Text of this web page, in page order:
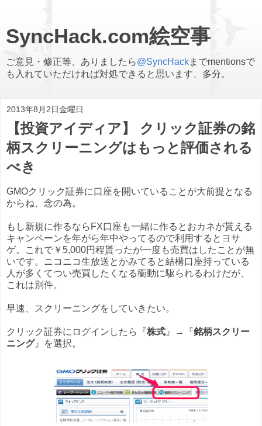
SyncHack.com絵空事
ご意見・修正等、ありましたら@SyncHackまでmentionsで
も入れていただければ対処できると思います、多分。
2013年8月2日金曜日
【投資アイディア】 クリック証券の銘
柄スクリーニングはもっと評価される
べき
GMOクリック証券に口座を開いていることが大前提となる
からね、念の為。
もし新規に作るならFX口座も一緒に作るとおカネが貰える
キャンペーンを年がら年中やってるので利用するとヨサ
ゲ。これで￥5,000円程貰ったが一度も売買はしたことが無
いです。ニコニコ生放送とかみてると結構口座持っている
人が多くてつい売買したくなる衝動に駆られるわけだが、
これは別件。
早速、スクリーニングをしていきたい。
クリック証券にログインしたら『株式 』→『銘柄スクリー
ニング』を選択。